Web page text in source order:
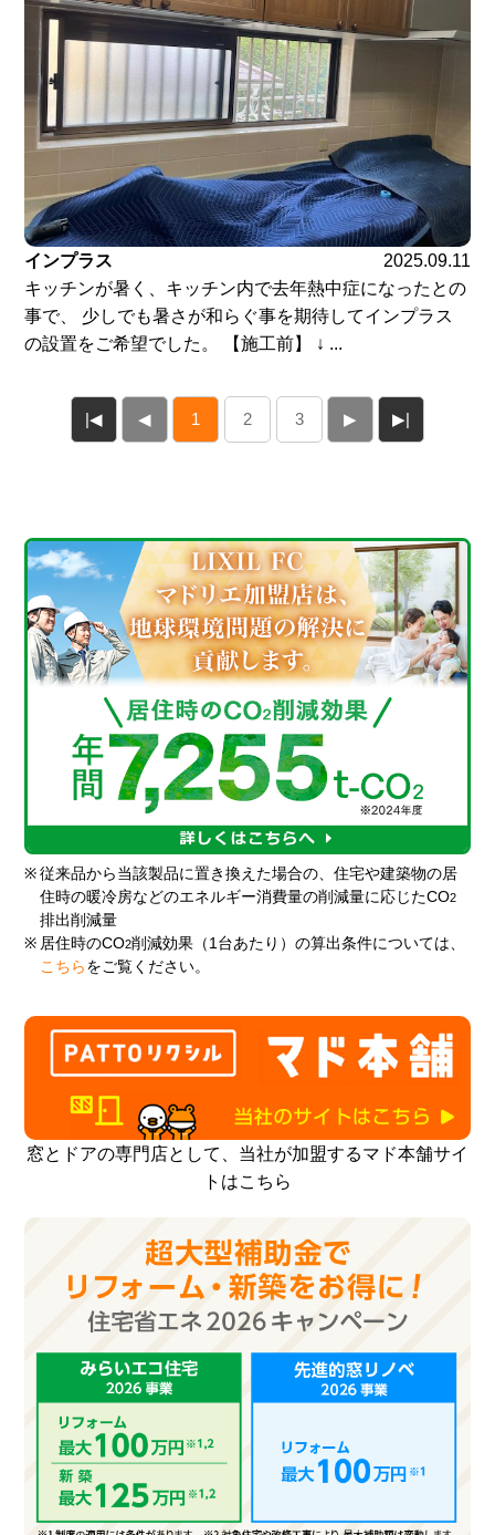
インプラス
2025.09.11
キッチンが暑く、キッチン内で去年熱中症になったとの
事で、 少しでも暑さが和らぐ事を期待してインプラス
の設置をご希望でした。 【施工前】 ↓ ...
|◀ ◀ 1 2 3 ▶ ▶|
※ 従来品から当該製品に置き換えた場合の、住宅や建築物の居
住時の暖冷房などのエネルギー消費量の削減量に応じたCO2
排出削減量
※ 居住時のCO2削減効果（1台あたり）の算出条件については、
こちら をご覧ください。
窓とドアの専門店として、当社が加盟するマド本舗サイ
トはこちら